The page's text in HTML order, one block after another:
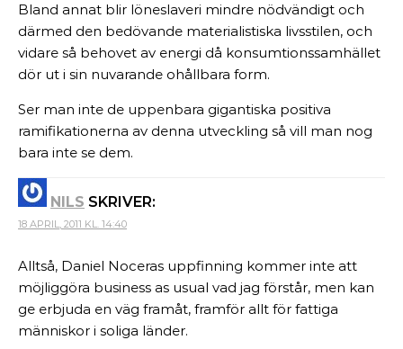
Bland annat blir löneslaveri mindre nödvändigt och
därmed den bedövande materialistiska livsstilen, och
vidare så behovet av energi då konsumtionssamhället
dör ut i sin nuvarande ohållbara form.
Ser man inte de uppenbara gigantiska positiva
ramifikationerna av denna utveckling så vill man nog
bara inte se dem.
NILS SKRIVER:
18 APRIL, 2011 KL. 14:40
Alltså, Daniel Noceras uppfinning kommer inte att
möjliggöra business as usual vad jag förstår, men kan
ge erbjuda en väg framåt, framför allt för fattiga
människor i soliga länder.